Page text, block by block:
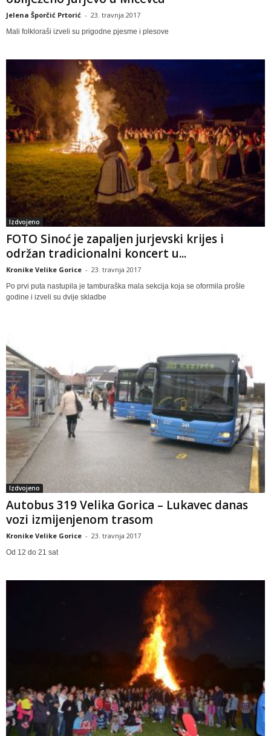
Jelena Šporčić Prtorić - 23. travnja 2017
Mali folkloraši izveli su prigodne pjesme i plesove
Izdvojeno
FOTO Sinoć je zapaljen jurjevski krijes i
održan tradicionalni koncert u...
Kronike Velike Gorice - 23. travnja 2017
Po prvi puta nastupila je tamburaška mala sekcija koja se oformila prošle
godine i izveli su dvije skladbe
Izdvojeno
Autobus 319 Velika Gorica – Lukavec danas
vozi izmijenjenom trasom
Kronike Velike Gorice - 23. travnja 2017
Od 12 do 21 sat